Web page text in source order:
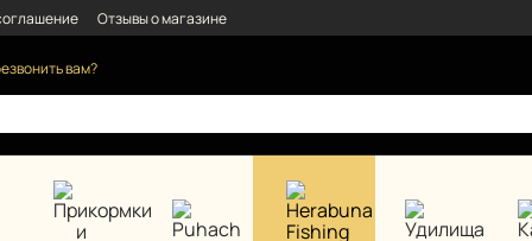
Отзывы о магазине
вам?